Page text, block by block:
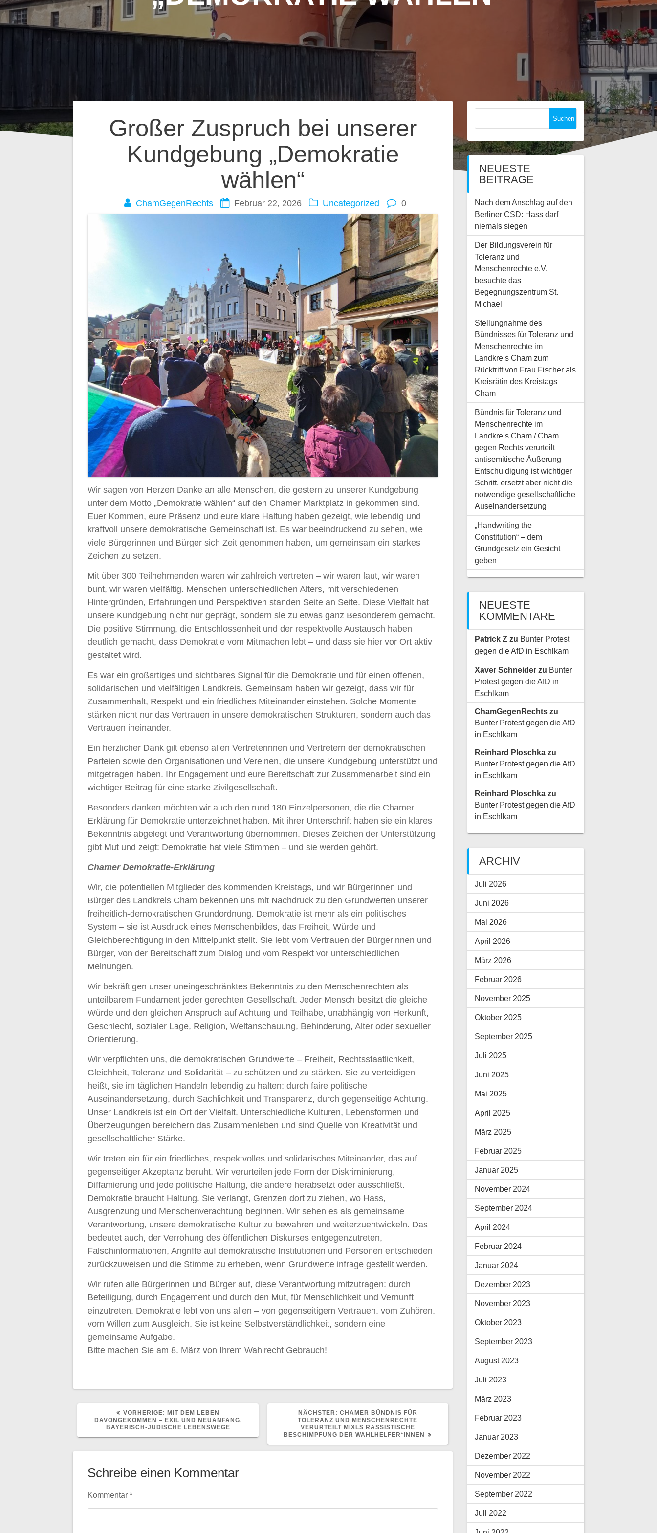
Großer Zuspruch bei unserer
Kundgebung „Demokratie
wählen“
ChamGegenRechts Februar 22, 2026 Uncategorized 0
Wir sagen von Herzen Danke an alle Menschen, die gestern zu unserer Kundgebung
unter dem Motto „Demokratie wählen“ auf den Chamer Marktplatz in gekommen sind.
Euer Kommen, eure Präsenz und eure klare Haltung haben gezeigt, wie lebendig und
kraftvoll unsere demokratische Gemeinschaft ist. Es war beeindruckend zu sehen, wie
viele Bürgerinnen und Bürger sich Zeit genommen haben, um gemeinsam ein starkes
Zeichen zu setzen.
Mit über 300 Teilnehmenden waren wir zahlreich vertreten – wir waren laut, wir waren
bunt, wir waren vielfältig. Menschen unterschiedlichen Alters, mit verschiedenen
Hintergründen, Erfahrungen und Perspektiven standen Seite an Seite. Diese Vielfalt hat
unsere Kundgebung nicht nur geprägt, sondern sie zu etwas ganz Besonderem gemacht.
Die positive Stimmung, die Entschlossenheit und der respektvolle Austausch haben
deutlich gemacht, dass Demokratie vom Mitmachen lebt – und dass sie hier vor Ort aktiv
gestaltet wird.
Es war ein großartiges und sichtbares Signal für die Demokratie und für einen offenen,
solidarischen und vielfältigen Landkreis. Gemeinsam haben wir gezeigt, dass wir für
Zusammenhalt, Respekt und ein friedliches Miteinander einstehen. Solche Momente
stärken nicht nur das Vertrauen in unsere demokratischen Strukturen, sondern auch das
Vertrauen ineinander.
Ein herzlicher Dank gilt ebenso allen Vertreterinnen und Vertretern der demokratischen
Parteien sowie den Organisationen und Vereinen, die unsere Kundgebung unterstützt und
mitgetragen haben. Ihr Engagement und eure Bereitschaft zur Zusammenarbeit sind ein
wichtiger Beitrag für eine starke Zivilgesellschaft.
Besonders danken möchten wir auch den rund 180 Einzelpersonen, die die Chamer
Erklärung für Demokratie unterzeichnet haben. Mit ihrer Unterschrift haben sie ein klares
Bekenntnis abgelegt und Verantwortung übernommen. Dieses Zeichen der Unterstützung
gibt Mut und zeigt: Demokratie hat viele Stimmen – und sie werden gehört.
Chamer Demokratie-Erklärung
Wir, die potentiellen Mitglieder des kommenden Kreistags, und wir Bürgerinnen und
Bürger des Landkreis Cham bekennen uns mit Nachdruck zu den Grundwerten unserer
freiheitlich-demokratischen Grundordnung. Demokratie ist mehr als ein politisches
System – sie ist Ausdruck eines Menschenbildes, das Freiheit, Würde und
Gleichberechtigung in den Mittelpunkt stellt. Sie lebt vom Vertrauen der Bürgerinnen und
Bürger, von der Bereitschaft zum Dialog und vom Respekt vor unterschiedlichen
Meinungen.
Wir bekräftigen unser uneingeschränktes Bekenntnis zu den Menschenrechten als
unteilbarem Fundament jeder gerechten Gesellschaft. Jeder Mensch besitzt die gleiche
Würde und den gleichen Anspruch auf Achtung und Teilhabe, unabhängig von Herkunft,
Geschlecht, sozialer Lage, Religion, Weltanschauung, Behinderung, Alter oder sexueller
Orientierung.
Wir verpflichten uns, die demokratischen Grundwerte – Freiheit, Rechtsstaatlichkeit,
Gleichheit, Toleranz und Solidarität – zu schützen und zu stärken. Sie zu verteidigen
heißt, sie im täglichen Handeln lebendig zu halten: durch faire politische
Auseinandersetzung, durch Sachlichkeit und Transparenz, durch gegenseitige Achtung.
Unser Landkreis ist ein Ort der Vielfalt. Unterschiedliche Kulturen, Lebensformen und
Überzeugungen bereichern das Zusammenleben und sind Quelle von Kreativität und
gesellschaftlicher Stärke.
Wir treten ein für ein friedliches, respektvolles und solidarisches Miteinander, das auf
gegenseitiger Akzeptanz beruht. Wir verurteilen jede Form der Diskriminierung,
Diffamierung und jede politische Haltung, die andere herabsetzt oder ausschließt.
Demokratie braucht Haltung. Sie verlangt, Grenzen dort zu ziehen, wo Hass,
Ausgrenzung und Menschenverachtung beginnen. Wir sehen es als gemeinsame
Verantwortung, unsere demokratische Kultur zu bewahren und weiterzuentwickeln. Das
bedeutet auch, der Verrohung des öffentlichen Diskurses entgegenzutreten,
Falschinformationen, Angriffe auf demokratische Institutionen und Personen entschieden
zurückzuweisen und die Stimme zu erheben, wenn Grundwerte infrage gestellt werden.
Wir rufen alle Bürgerinnen und Bürger auf, diese Verantwortung mitzutragen: durch
Beteiligung, durch Engagement und durch den Mut, für Menschlichkeit und Vernunft
einzutreten. Demokratie lebt von uns allen – von gegenseitigem Vertrauen, vom Zuhören,
vom Willen zum Ausgleich. Sie ist keine Selbstverständlichkeit, sondern eine
gemeinsame Aufgabe.
Bitte machen Sie am 8. März von Ihrem Wahlrecht Gebrauch!
Beitragsnavigation
VORHERIGE: VORHERIGER
BEITRAG:
MIT DEM LEBEN
DAVONGEKOMMEN – EXIL UND NEUANFANG.
BAYERISCH-JÜDISCHE LEBENSWEGE
NÄCHSTER: NÄCHSTER
BEITRAG:
CHAMER BÜNDNIS FÜR
TOLERANZ UND MENSCHENRECHTE
VERURTEILT MIXLS RASSISTISCHE
BESCHIMPFUNG DER WAHLHELFER*INNEN
Schreibe einen Kommentar
Kommentar*
NEUESTE
BEITRÄGE
Nach dem Anschlag auf den
Berliner CSD: Hass darf
niemals siegen
Der Bildungsverein für
Toleranz und
Menschenrechte e.V.
besuchte das
Begegnungszentrum St.
Michael
Stellungnahme des
Bündnisses für Toleranz und
Menschenrechte im
Landkreis Cham zum
Rücktritt von Frau Fischer als
Kreisrätin des Kreistags
Cham
Bündnis für Toleranz und
Menschenrechte im
Landkreis Cham / Cham
gegen Rechts verurteilt
antisemitische Äußerung –
Entschuldigung ist wichtiger
Schritt, ersetzt aber nicht die
notwendige gesellschaftliche
Auseinandersetzung
„Handwriting the
Constitution“ – dem
Grundgesetz ein Gesicht
geben
NEUESTE
KOMMENTARE
Patrick Zzu Bunter Protest
gegen die AfD in Eschlkam
Xaver Schneiderzu Bunter
Protest gegen die AfD in
Eschlkam
ChamGegenRechtszu
Bunter Protest gegen die AfD
in Eschlkam
Reinhard Ploschkazu
Bunter Protest gegen die AfD
in Eschlkam
Reinhard Ploschkazu
Bunter Protest gegen die AfD
in Eschlkam
ARCHIV
Juli 2026
Juni 2026
Mai 2026
April 2026
März 2026
Februar 2026
November 2025
Oktober 2025
September 2025
Juli 2025
Juni 2025
Mai 2025
April 2025
März 2025
Februar 2025
Januar 2025
November 2024
September 2024
April 2024
Februar 2024
Januar 2024
Dezember 2023
November 2023
Oktober 2023
September 2023
August 2023
Juli 2023
März 2023
Februar 2023
Januar 2023
Dezember 2022
November 2022
September 2022
Juli 2022